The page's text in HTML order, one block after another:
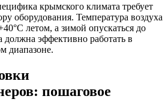
крымского климата требует
оборудования. Температура воздуха
летом, а зимой опускаться до
должна эффективно работать в
диапазоне.
пошаговое